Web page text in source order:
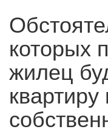
которых
жилец